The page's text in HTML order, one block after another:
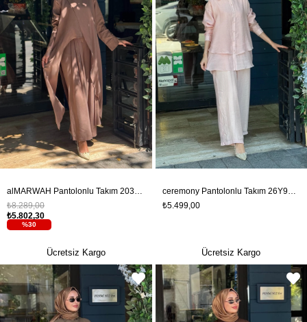
%30
₺5.802,30
₺8.289,00
Ücretsiz Kargo
ceremony Pantolonlu Takım 26Y967 Gül Kurusu
₺5.499,00
Ücretsiz Kargo